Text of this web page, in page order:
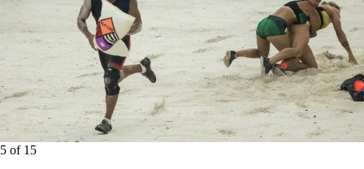
5 of 15